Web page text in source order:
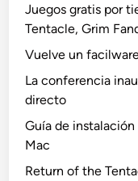
Juegos gratis por
Tentacle, Grim
Vuelve un
La conferencia
directo
Guía de
Mac
Return of the